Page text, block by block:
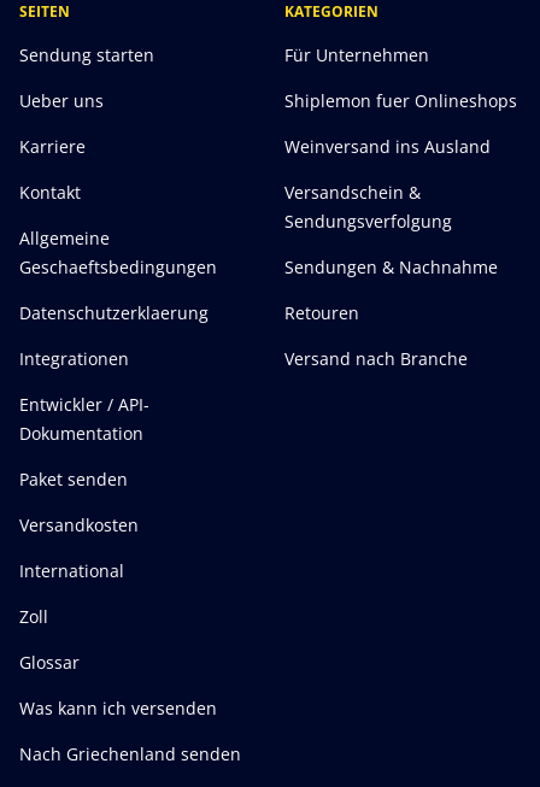
SEITEN
Sendung starten
Ueber uns
Karriere
Kontakt
Allgemeine
Geschaeftsbedingungen
Datenschutzerklaerung
Integrationen
Entwickler / API-
Dokumentation
Paket senden
Versandkosten
International
Zoll
Glossar
Was kann ich versenden
Nach Griechenland senden
KATEGORIEN
Für Unternehmen
Shiplemon fuer Onlineshops
Weinversand ins Ausland
Versandschein &
Sendungsverfolgung
Sendungen & Nachnahme
Retouren
Versand nach Branche